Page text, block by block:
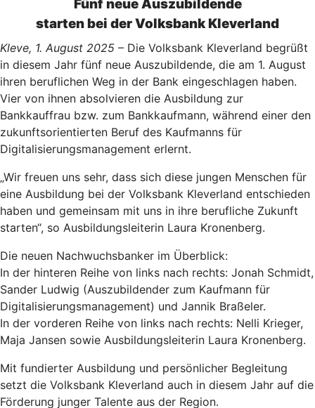
Fünf neue Auszubildende
starten bei der Volksbank Kleverland
Kleve, 1. August 2025 – Die Volksbank Kleverland begrüßt
in diesem Jahr fünf neue Auszubildende, die am 1. August
ihren beruflichen Weg in der Bank eingeschlagen haben.
Vier von ihnen absolvieren die Ausbildung zur
Bankkauffrau bzw. zum Bankkaufmann, während einer den
zukunftsorientierten Beruf des Kaufmanns für
Digitalisierungsmanagement erlernt.
„Wir freuen uns sehr, dass sich diese jungen Menschen für
eine Ausbildung bei der Volksbank Kleverland entschieden
haben und gemeinsam mit uns in ihre berufliche Zukunft
starten“, so Ausbildungsleiterin Laura Kronenberg.
Die neuen Nachwuchsbanker im Überblick:
In der hinteren Reihe von links nach rechts: Jonah Schmidt,
Sander Ludwig (Auszubildender zum Kaufmann für
Digitalisierungsmanagement) und Jannik Braßeler.
In der vorderen Reihe von links nach rechts: Nelli Krieger,
Maja Jansen sowie Ausbildungsleiterin Laura Kronenberg.
Mit fundierter Ausbildung und persönlicher Begleitung
setzt die Volksbank Kleverland auch in diesem Jahr auf die
Förderung junger Talente aus der Region.